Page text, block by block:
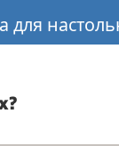
для